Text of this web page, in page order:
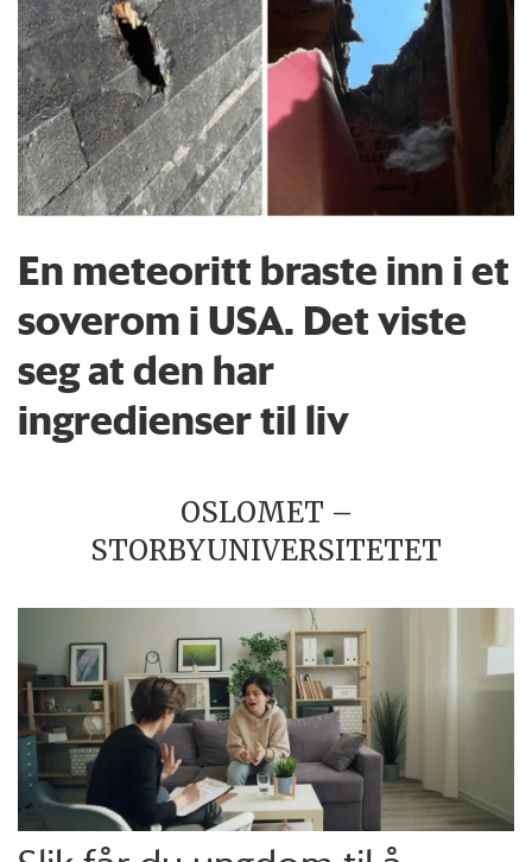
En meteoritt braste inn i et
soverom i USA. Det viste
seg at den har
ingredienser til liv
OSLOMET –
STORBYUNIVERSITETET